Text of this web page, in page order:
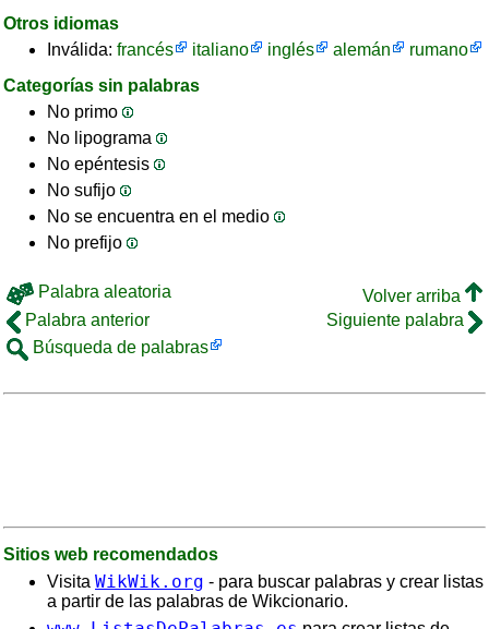
Otros idiomas
Inválida: francés italiano inglés alemán
rumano
Categorías sin palabras
No primo
No lipograma
No epéntesis
No sufijo
No se encuentra en el medio
No prefijo
Palabra aleatoria
Volver arriba
Palabra anterior
Siguiente palabra
Búsqueda de palabras
Sitios web recomendados
Visita WikWik.org - para buscar palabras y crear listas
a partir de las palabras de Wikcionario.